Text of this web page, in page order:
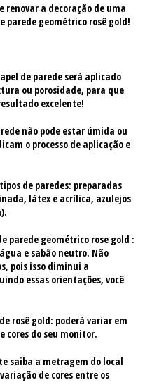
renovar a decoração de uma
parede geométrico rosê gold!
de parede será aplicado
ou porosidade, para que
excelente!
não pode estar úmida ou
o processo de aplicação e
de paredes: preparadas
látex e acrílica, azulejos
parede geométrico rose gold :
e sabão neutro. Não
pois isso diminui a
essas orientações, você
rosê gold: poderá variar em
cores do seu monitor.
saiba a metragem do local
de cores entre os